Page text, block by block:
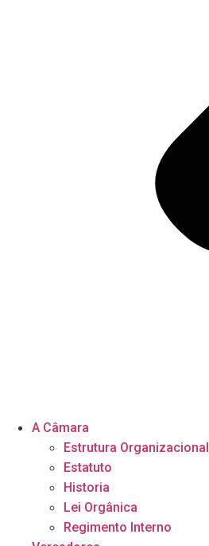
A Câmara
Estrutura Organizacional
Estatuto
Historia
Lei Orgânica
Regimento Interno